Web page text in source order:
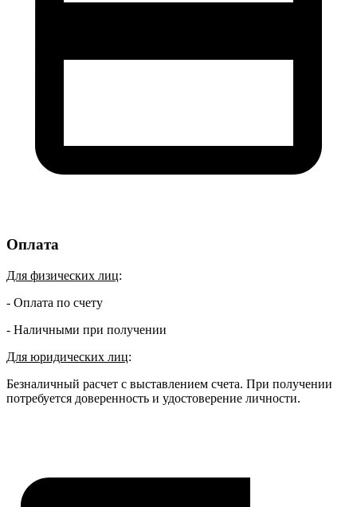
Оплата
Для физических лиц:
- Оплата по счету
- Наличными при получении
Для юридических лиц:
Безналичный расчет с выставлением счета. При получении
потребуется доверенность и удостоверение личности.